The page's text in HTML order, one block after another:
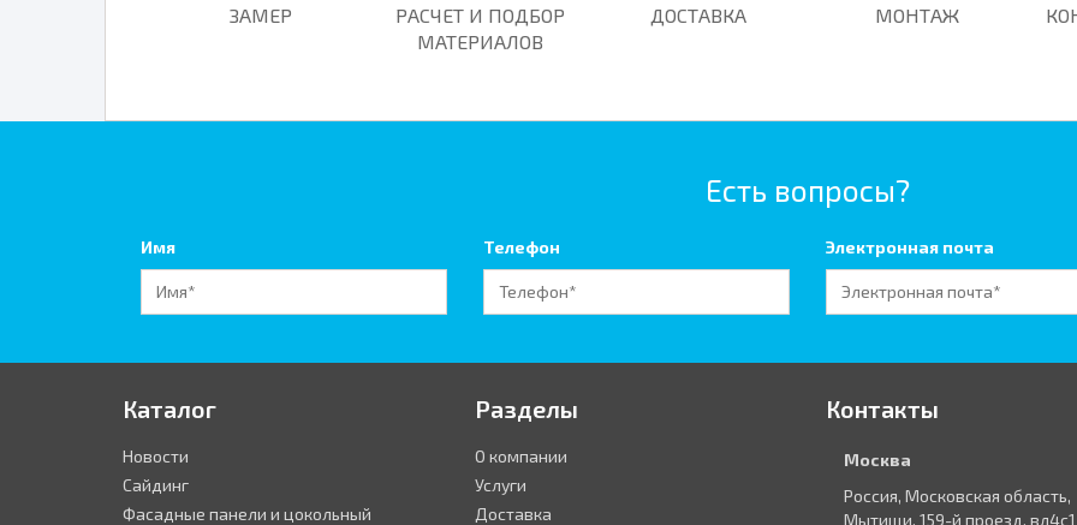
ЗАМЕР
РАСЧЕТ И ПОДБОР
МАТЕРИАЛОВ
ДОСТАВКА МОНТАЖ
Есть вопросы?
Имя Телефон Электронная почта
Каталог
Новости
Сайдинг
Фасадные панели и цокольный
Разделы
О компании
Услуги
Доставка
Контакты
Москва
Россия, Московская область,
Мытищи, 159-й проезд, вл4с1